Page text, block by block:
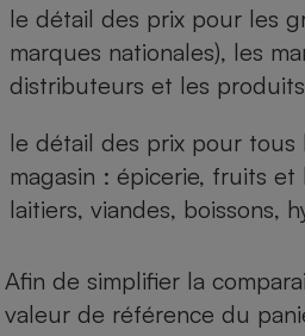
le détail des prix pour les
marques nationales), les
distributeurs et les
le détail des prix pour tous
magasin : épicerie, fruits
laitiers, viandes, boissons,
Afin de simplifier la
valeur de référence du